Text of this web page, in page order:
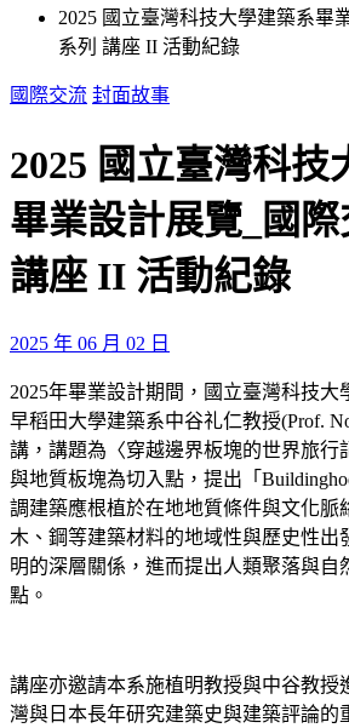
2025 國立臺灣科技大學建築系畢
系列 講座 II 活動紀錄
國際交流 封面故事
2025 國立臺灣科技
畢業設計展覽_國際
講座 II 活動紀錄
2025 年 06 月 02 日
2025年畢業設計期間，國立臺灣科技
早稻田大學建築系中谷礼仁教授(Prof.
講，講題為〈穿越邊界板塊的世界旅行
與地質板塊為切入點，提出「
調建築應根植於在地地質條件與文化脈
木、鋼等建築材料的地域性與歷史性出
明的深層關係，進而提出人類聚落與自
點。
講座亦邀請本系施植明教授與中谷教授
灣與日本長年研究建築史與建築評論的